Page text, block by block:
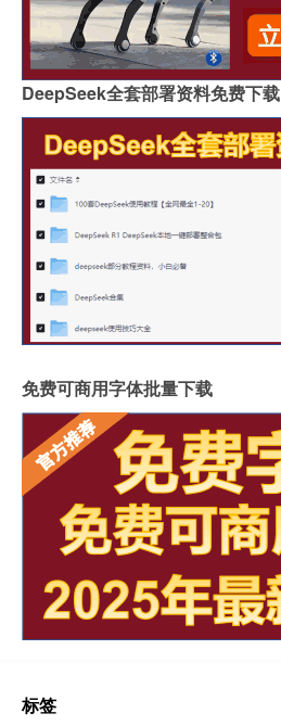
DeepSeek全套部署资料免费下载
免费可商用字体批量下载
标签